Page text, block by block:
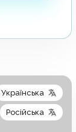
Українська
Російська